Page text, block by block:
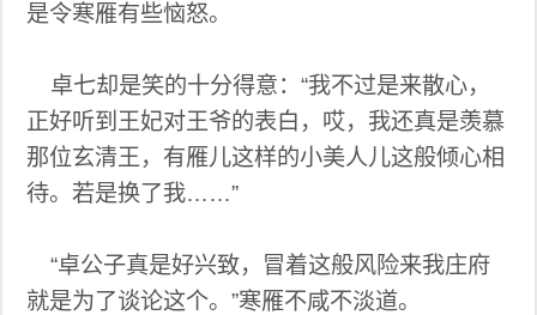
是令寒雁有些恼怒。
卓七却是笑的十分得意：“我不过是来散心，
正好听到王妃对王爷的表白，哎，我还真是羡慕
那位玄清王，有雁儿这样的小美人儿这般倾心相
待。若是换了我……”
“卓公子真是好兴致，冒着这般风险来我庄府
就是为了谈论这个。”寒雁不咸不淡道。